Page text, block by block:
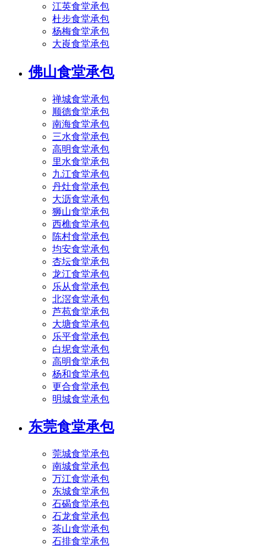
江英食堂承包
杜步食堂承包
杨梅食堂承包
大崀食堂承包
佛山食堂承包
禅城食堂承包
顺德食堂承包
南海食堂承包
三水食堂承包
高明食堂承包
里水食堂承包
九江食堂承包
丹灶食堂承包
大沥食堂承包
狮山食堂承包
西樵食堂承包
陈村食堂承包
均安食堂承包
杏坛食堂承包
龙江食堂承包
乐从食堂承包
北滘食堂承包
芦苞食堂承包
大塘食堂承包
乐平食堂承包
白坭食堂承包
高明食堂承包
杨和食堂承包
更合食堂承包
明城食堂承包
东莞食堂承包
莞城食堂承包
南城食堂承包
万江食堂承包
东城食堂承包
石碣食堂承包
石龙食堂承包
茶山食堂承包
石排食堂承包